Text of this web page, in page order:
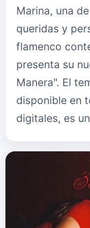
Marina, una
queridas y
flamenco
presenta su
Manera". El
disponible en
digitales, es